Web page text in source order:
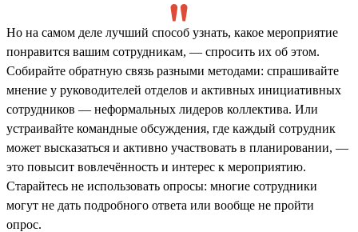
Но на самом деле лучший способ узнать, какое мероприятие
понравится вашим сотрудникам, — спросить их об этом.
Собирайте обратную связь разными методами: спрашивайте
мнение у руководителей отделов и активных инициативных
сотрудников — неформальных лидеров коллектива. Или
устраивайте командные обсуждения, где каждый сотрудник
может высказаться и активно участвовать в планировании, —
это повысит вовлечённость и интерес к мероприятию.
Старайтесь не использовать опросы: многие сотрудники
могут не дать подробного ответа или вообще не пройти
опрос.